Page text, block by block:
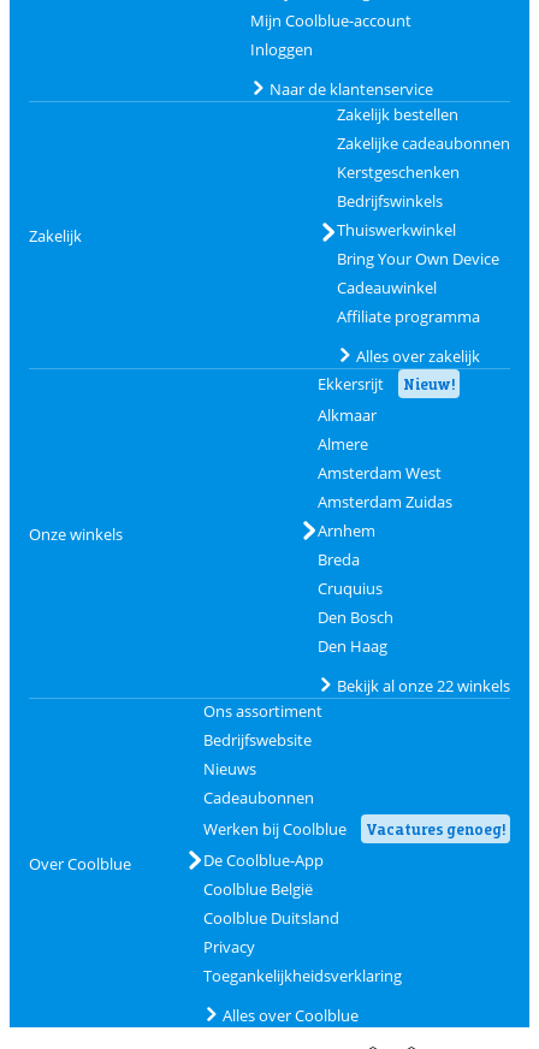
Mijn Coolblue-account
Inloggen
Naar de klantenservice
Zakelijk
Zakelijk bestellen
Zakelijke cadeaubonnen
Kerstgeschenken
Bedrijfswinkels
Thuiswerkwinkel
Bring Your Own Device
Cadeauwinkel
Affiliate programma
Alles over zakelijk
Onze winkels
Ekkersrijt Nieuw!
Alkmaar
Almere
Amsterdam West
Amsterdam Zuidas
Arnhem
Breda
Cruquius
Den Bosch
Den Haag
Bekijk al onze 22 winkels
Over Coolblue
Ons assortiment
Bedrijfswebsite
Nieuws
Cadeaubonnen
Werken bij Coolblue
Vacatures genoeg!
De Coolblue-App
Coolblue België
Coolblue Duitsland
Privacy
Toegankelijkheidsverklaring
Alles over Coolblue